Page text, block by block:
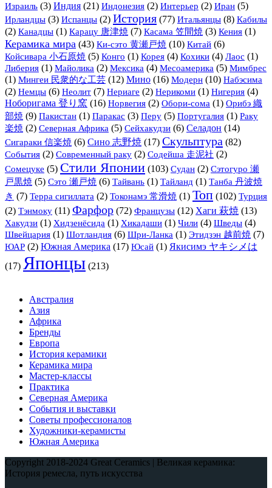
Израиль (3) Индия (21) Индонезия (2) Интерьер (2) Иран (5)
Ирландцы (3) Испанцы (2) История (77) Итальянцы (8) Кабилы
(2) Канадцы (1) Карацу 唐津焼 (7) Касама 笠間焼 (3) Кения (1)
Керамика мира (43) Ки-сэто 黄瀬戸焼 (10) Китай (6)
Койсивара 小石原焼 (5) Конго (1) Корея (4) Кохики (4) Лаос (1)
Либерия (1) Майолика (2) Мексика (4) Месоамерика (5) Мимбрес
(1) Мингеи 民衆的な工芸 (12) Мино (16) Модерн (10) Набэсима
(2) Немцы (6) Неолит (7) Нериаге (2) Нерикоми (1) Нигерия (4)
Ноборигама 登り窯 (16) Норвегия (2) Обори-сома (1) Орибэ 織
部焼 (9) Пакистан (1) Паракас (3) Перу (5) Португалия (1) Раку
楽焼 (2) Северная Африка (5) Сейхакудзи (6) Селадон (14)
Сигараки 信楽焼 (6) Сино 志野焼 (17) Скульптура (82)
События (2) Современный раку (2) Содейша 走泥社 (2)
Сомецуке (5) Стили Японии (103) Судан (2) Сэтогуро 瀬
戸黒焼 (5) Сэто 瀬戸焼 (6) Тайвань (1) Тайланд (1) Танба 丹波焼
き (7) Терра сигиллата (2) Токонамэ 常滑焼 (1) Топ (102) Турция
(2) Тэнмоку (11) Фарфор (72) Французы (12) Хаги 萩焼 (13)
Хакудзи (1) Хидзенёсида (1) Хикадаши (1) Чили (4) Шведы (4)
Швейцария (1) Шотландия (6) Шри-Ланка (1) Этидзэн 越前焼 (7)
ЮАР (2) Южная Америка (17) Юсай (1) Якисимэ ヤキシメは
(17) Японцы (213)
Австралия
Азия
Африка
Бренды
Европа
История керамики
Керамика мира
Мастер-классы
Практика
Северная Америка
События и выставки
Советы профессионалов
Художники-керамисты
Южная Америка
Copyright 2018-2024 Great Ceramics | Великая керамика:
История ремесла, путь искусства